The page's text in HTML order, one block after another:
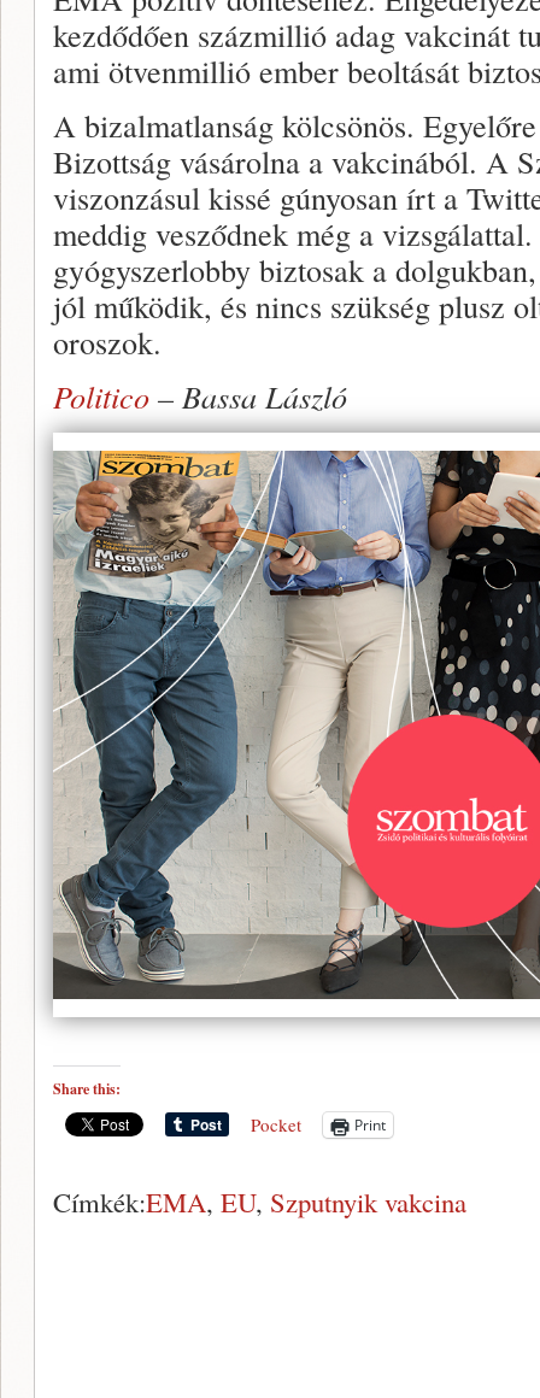
kezdődően százmillió adag vakcinát
ami ötvenmillió ember beoltását
A bizalmatlanság kölcsönös.
Bizottság vásárolna a vakcinából. A
viszonzásul kissé gúnyosan írt a
meddig vesződnek még a
gyógyszerlobby biztosak a
jól működik, és nincs szükség plusz
oroszok.
Politico – Bassa László
Share this:
Pocket Print
Címkék:EMA, EU, Szputnyik vakcina